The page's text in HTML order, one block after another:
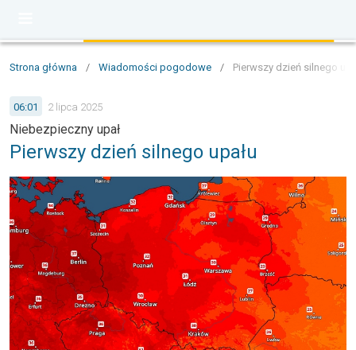
Strona główna / Wiadomości pogodowe / Pierwszy dzień silnego
06:01 2 lipca 2025
Niebezpieczny upał
Pierwszy dzień silnego upału